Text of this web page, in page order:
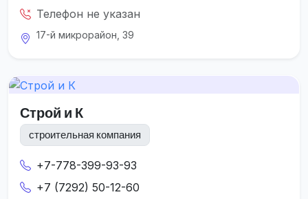
Телефон не указан
17-й микрорайон, 39
Строй и К
строительная компания
+7-778-399-93-93
+7 (7292) 50-12-60